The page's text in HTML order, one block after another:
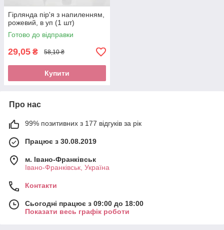
Гірлянда пір'я з напиленням,
рожевий, в уп (1 шт)
Готово до відправки
29,05 ₴ 58,10 ₴
Купити
Про нас
99% позитивних з 177 відгуків за рік
Працює з 30.08.2019
м. Івано-Франківськ
Івано-Франківськ, Україна
Контакти
Сьогодні працює з 09:00 до 18:00
Показати весь графік роботи